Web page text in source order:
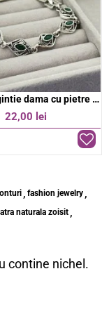
Bratara argintie dama cu pietre verzi
22,00 lei
, fashion jewelry ,
naturala zoisit ,
contine nichel.